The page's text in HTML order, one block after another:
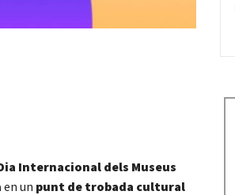
Internacional dels Museus
en un punt de trobada cultural